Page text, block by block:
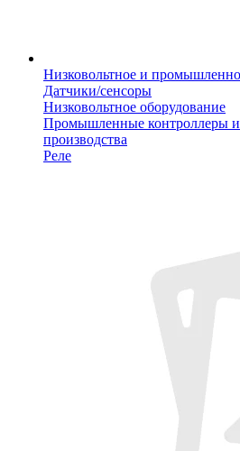
Низковольтное и
Датчики/сенсоры
Низковольтное оборудование
Промышленные контроллеры и
производства
Реле